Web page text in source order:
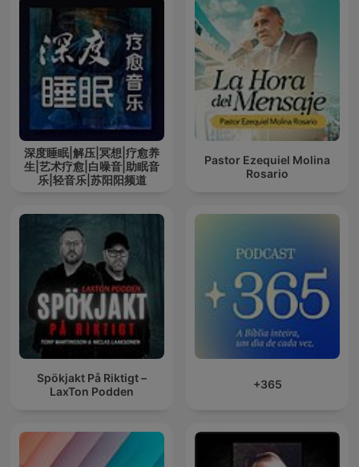
深度睡眠|解压|冥想|疗愈养
生|艺术疗愈|白噪音|助眠音
乐|轻音乐|苏阳阳频道
Pastor Ezequiel Molina
Rosario
Spökjakt På Riktigt –
LaxTon Podden
+365